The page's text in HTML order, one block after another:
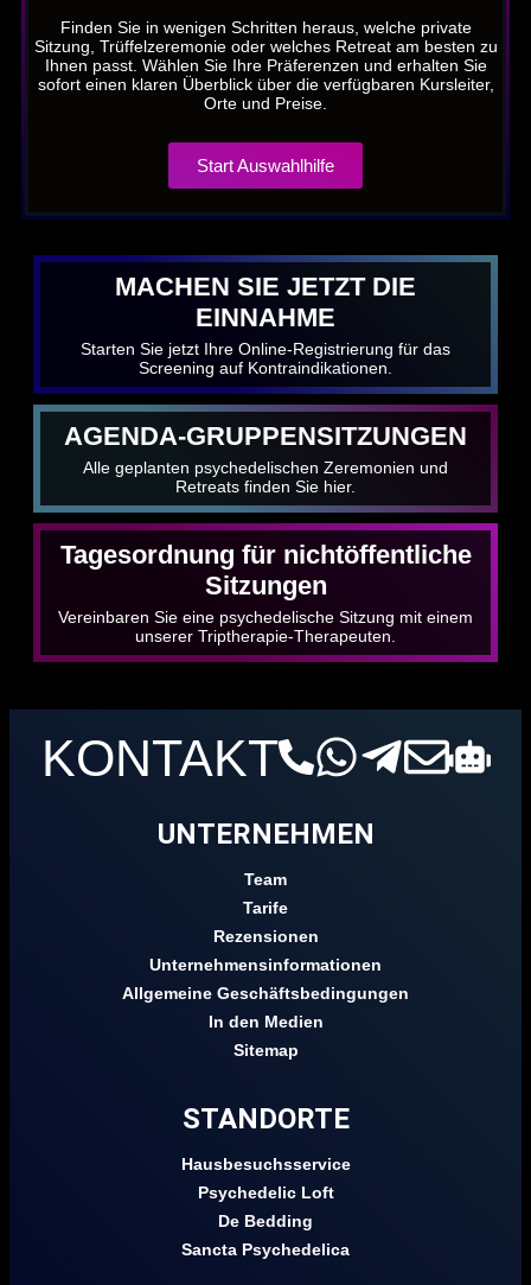
Finden Sie in wenigen Schritten heraus, welche private
Sitzung, Trüffelzeremonie oder welches Retreat am besten zu
Ihnen passt. Wählen Sie Ihre Präferenzen und erhalten Sie
sofort einen klaren Überblick über die verfügbaren Kursleiter,
Orte und Preise.
Start Auswahlhilfe
MACHEN SIE JETZT DIE
EINNAHME
Starten Sie jetzt Ihre Online-Registrierung für das
Screening auf Kontraindikationen.
AGENDA-GRUPPENSITZUNGEN
Alle geplanten psychedelischen Zeremonien und
Retreats finden Sie hier.
Tagesordnung für nichtöffentliche
Sitzungen
Vereinbaren Sie eine psychedelische Sitzung mit einem
unserer Triptherapie-Therapeuten.
KONTAKT
UNTERNEHMEN
Team
Tarife
Rezensionen
Unternehmensinformationen
Allgemeine Geschäftsbedingungen
In den Medien
Sitemap
STANDORTE
Hausbesuchsservice
Psychedelic Loft
De Bedding
Sancta Psychedelica